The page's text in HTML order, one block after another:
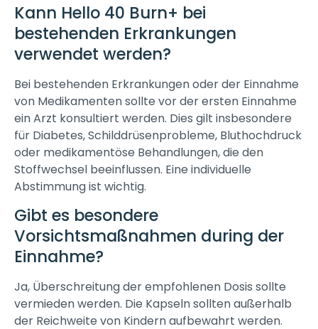
Kann Hello 40 Burn+ bei
bestehenden Erkrankungen
verwendet werden?
Bei bestehenden Erkrankungen oder der Einnahme
von Medikamenten sollte vor der ersten Einnahme
ein Arzt konsultiert werden. Dies gilt insbesondere
für Diabetes, Schilddrüsenprobleme, Bluthochdruck
oder medikamentöse Behandlungen, die den
Stoffwechsel beeinflussen. Eine individuelle
Abstimmung ist wichtig.
Gibt es besondere
Vorsichtsmaßnahmen during der
Einnahme?
Ja, Überschreitung der empfohlenen Dosis sollte
vermieden werden. Die Kapseln sollten außerhalb
der Reichweite von Kindern aufbewahrt werden.